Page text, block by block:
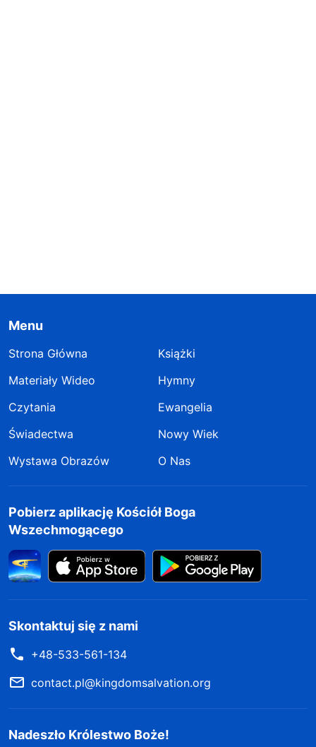
Menu
Strona Główna
Książki
Materiały Wideo
Hymny
Czytania
Ewangelia
Świadectwa
Nowy Wiek
Wystawa Obrazów
O Nas
Pobierz aplikację Kościół Boga
Wszechmogącego
Skontaktuj się z nami
+48-533-561-134
contact.pl@kingdomsalvation.org
Nadeszło Królestwo Boże!